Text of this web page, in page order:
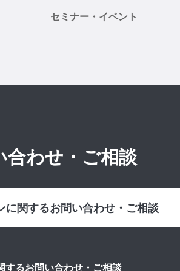
セミナー・イベント
合わせ・ご相談
に関するお問い合わせ・ご相談
するお問い合わせ・ご相談